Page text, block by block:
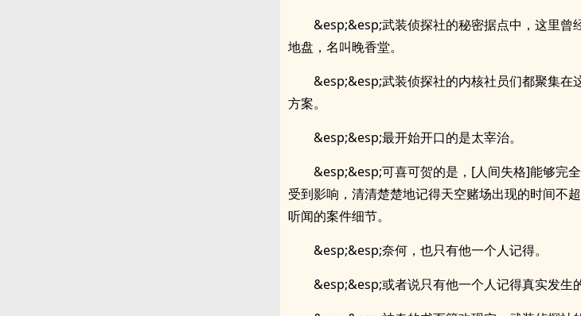
&esp;&esp;武装侦探社的秘密据点中，这里曾
地盘，名叫晚香堂。
&esp;&esp;武装侦探社的内核社员们都聚集在
方案。
&esp;&esp;最开始开口的是太宰治。
&esp;&esp;可喜可贺的是，[人间失格]能够完
受到影响，清清楚楚地记得天空赌场出现的时间不
听闻的案件细节。
&esp;&esp;奈何，也只有他一个人记得。
&esp;&esp;或者说只有他一个人记得真实发生的